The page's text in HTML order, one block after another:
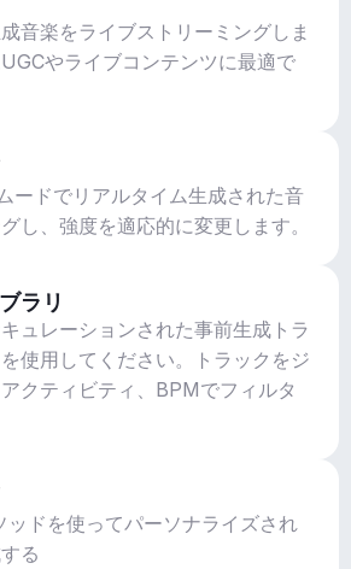
音楽をライブストリーミングしま
やライブコンテンツに最適で
ードでリアルタイム生成された音
し、強度を適応的に変更します。
ラリ
ュレーションされた事前生成トラ
使用してください。トラックをジ
クティビティ、BPMでフィルタ
ッドを使ってパーソナライズされ
る